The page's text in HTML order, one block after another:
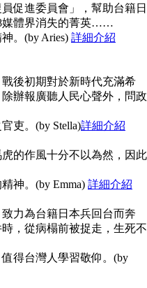
促進委員會」，幫助台籍日
媒體界消失的菁英……
。(by Aries) 詳細介紹
後初期對於新時代充滿希
辦報廣聽人民心聲外，問政
吏。(by Stella)詳細介紹
的作風十分不以為然，因此
神。(by Emma) 詳細介紹
力為台籍日本兵回台而奔
，從病榻前被捉走，生死不
得台灣人學習敬仰。(by